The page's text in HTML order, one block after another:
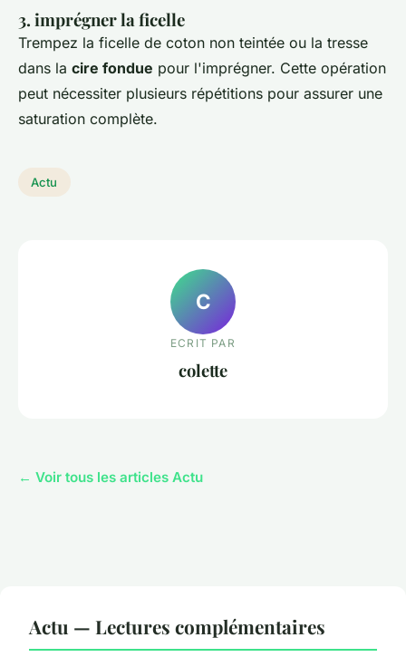
3. imprégner la ficelle
Trempez la ficelle de coton non teintée ou la tresse
dans la cire fondue pour l'imprégner. Cette opération
peut nécessiter plusieurs répétitions pour assurer une
saturation complète.
Actu
C
ECRIT PAR
colette
← Voir tous les articles Actu
Actu — Lectures complémentaires